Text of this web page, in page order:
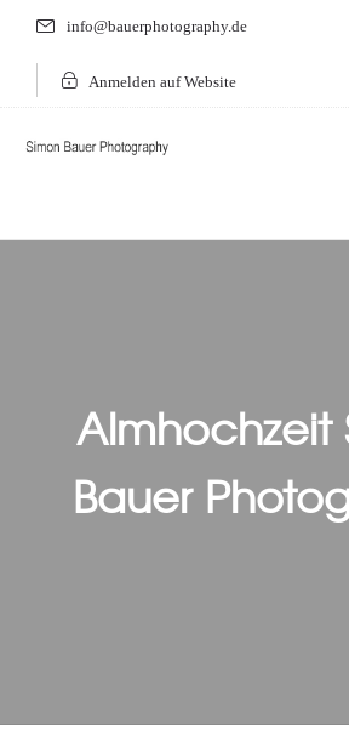
info@bauerphotography.de
Anmelden auf Website
Almhochzeit
Bauer